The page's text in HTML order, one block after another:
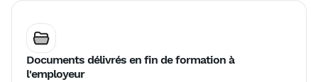
Documents délivrés en fin de formation à
l'employeur